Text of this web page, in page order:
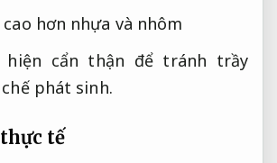
hơn nhựa và nhôm
hiện cẩn thận để tránh trầy
phát sinh.
tế